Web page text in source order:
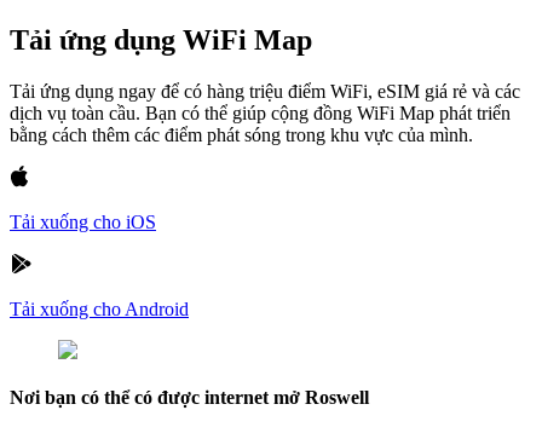
Tải ứng dụng WiFi Map
Tải ứng dụng ngay để có hàng triệu điểm WiFi, eSIM giá rẻ và các
dịch vụ toàn cầu. Bạn có thể giúp cộng đồng WiFi Map phát triển
bằng cách thêm các điểm phát sóng trong khu vực của mình.
Tải xuống cho iOS
Tải xuống cho Android
Nơi bạn có thể có được internet mở Roswell